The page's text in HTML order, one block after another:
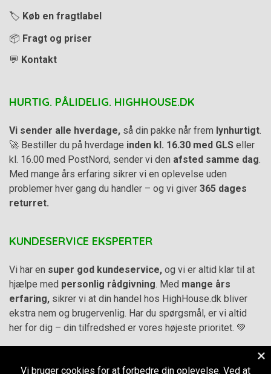
🏷️ Køb en fragtlabel
📦 Fragt og priser
💬 Kontakt
HURTIG. PÅLIDELIG. HIGHHOUSE.DK
Vi sender alle hverdage, så din pakke når frem lynhurtigt
🚀 Bestiller du på hverdage inden kl. 16.30 med GLS eller
kl. 16.00 med PostNord, sender vi den afsted samme dag
Med mange års erfaring sikrer vi en oplevelse uden
problemer hver gang du handler – og vi giver 365 dages
returret.
KUNDESERVICE EKSPERTER
Vi har en super god kundeservice, og vi er altid klar til at
hjælpe med personlig rådgivning . Med mange års
erfaring, sikrer vi at din handel hos HighHouse.dk bliver
ekstra nem og brugervenlig. Har du spørgsmål, er vi altid
her for dig – din tilfredshed er vores højeste prioritet. 💚